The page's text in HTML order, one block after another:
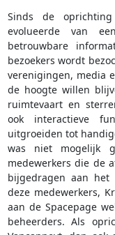
Sinds de
evolueerde van
betrouwbare
bezoekers wordt
verenigingen, media
de hoogte willen
ruimtevaart en
ook interactieve
uitgroeiden tot
was niet mogelijk
medewerkers die de
bijgedragen aan het
deze medewerkers,
aan de Spacepage
beheerders. Als